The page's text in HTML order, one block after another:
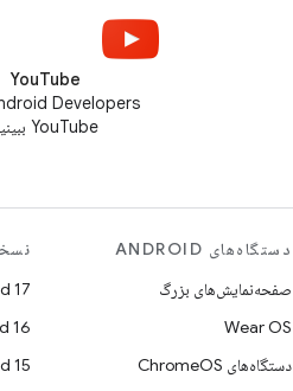
YouTube
YouTube ببینید
دستگاه‌های ANDROID
صفحه‌نمایش‌های بزرگ
Wear OS
دستگاه‌های ChromeOS
17
16
15